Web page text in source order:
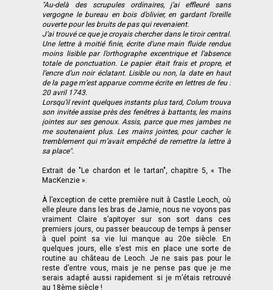
"Au-delà des scrupules ordinaires, j’ai effleuré sans
vergogne le bureau en bois d’olivier, en gardant l’oreille
ouverte pour les bruits de pas qui revenaient.
J’ai trouvé ce que je croyais chercher dans le tiroir central.
Une lettre à moitié finie, écrite d’une main fluide rendue
moins lisible par l’orthographe excentrique et l’absence
totale de ponctuation. Le papier était frais et propre, et
l’encre d’un noir éclatant. Lisible ou non, la date en haut
de la page m’est apparue comme écrite en lettres de feu :
20 avril 1743.
Lorsqu’il revint quelques instants plus tard, Colum trouva
son invitée assise près des fenêtres à battants, les mains
jointes sur ses genoux. Assis, parce que mes jambes ne
me soutenaient plus. Les mains jointes, pour cacher le
tremblement qui m’avait empêché de remettre la lettre à
sa place".
Extrait de "Le chardon et le tartan", chapitre 5, « The
MacKenzie ».
À l’exception de cette première nuit à Castle Leoch, où
elle pleure dans les bras de Jamie, nous ne voyons pas
vraiment Claire s’apitoyer sur son sort dans ces
premiers jours, ou passer beaucoup de temps à penser
à quel point sa vie lui manque au 20e siècle. En
quelques jours, elle s’est mis en place une sorte de
routine au château de Leoch. Je ne sais pas pour le
reste d’entre vous, mais je ne pense pas que je me
serais adapté aussi rapidement si je m’étais retrouvé
au 18ème siècle !